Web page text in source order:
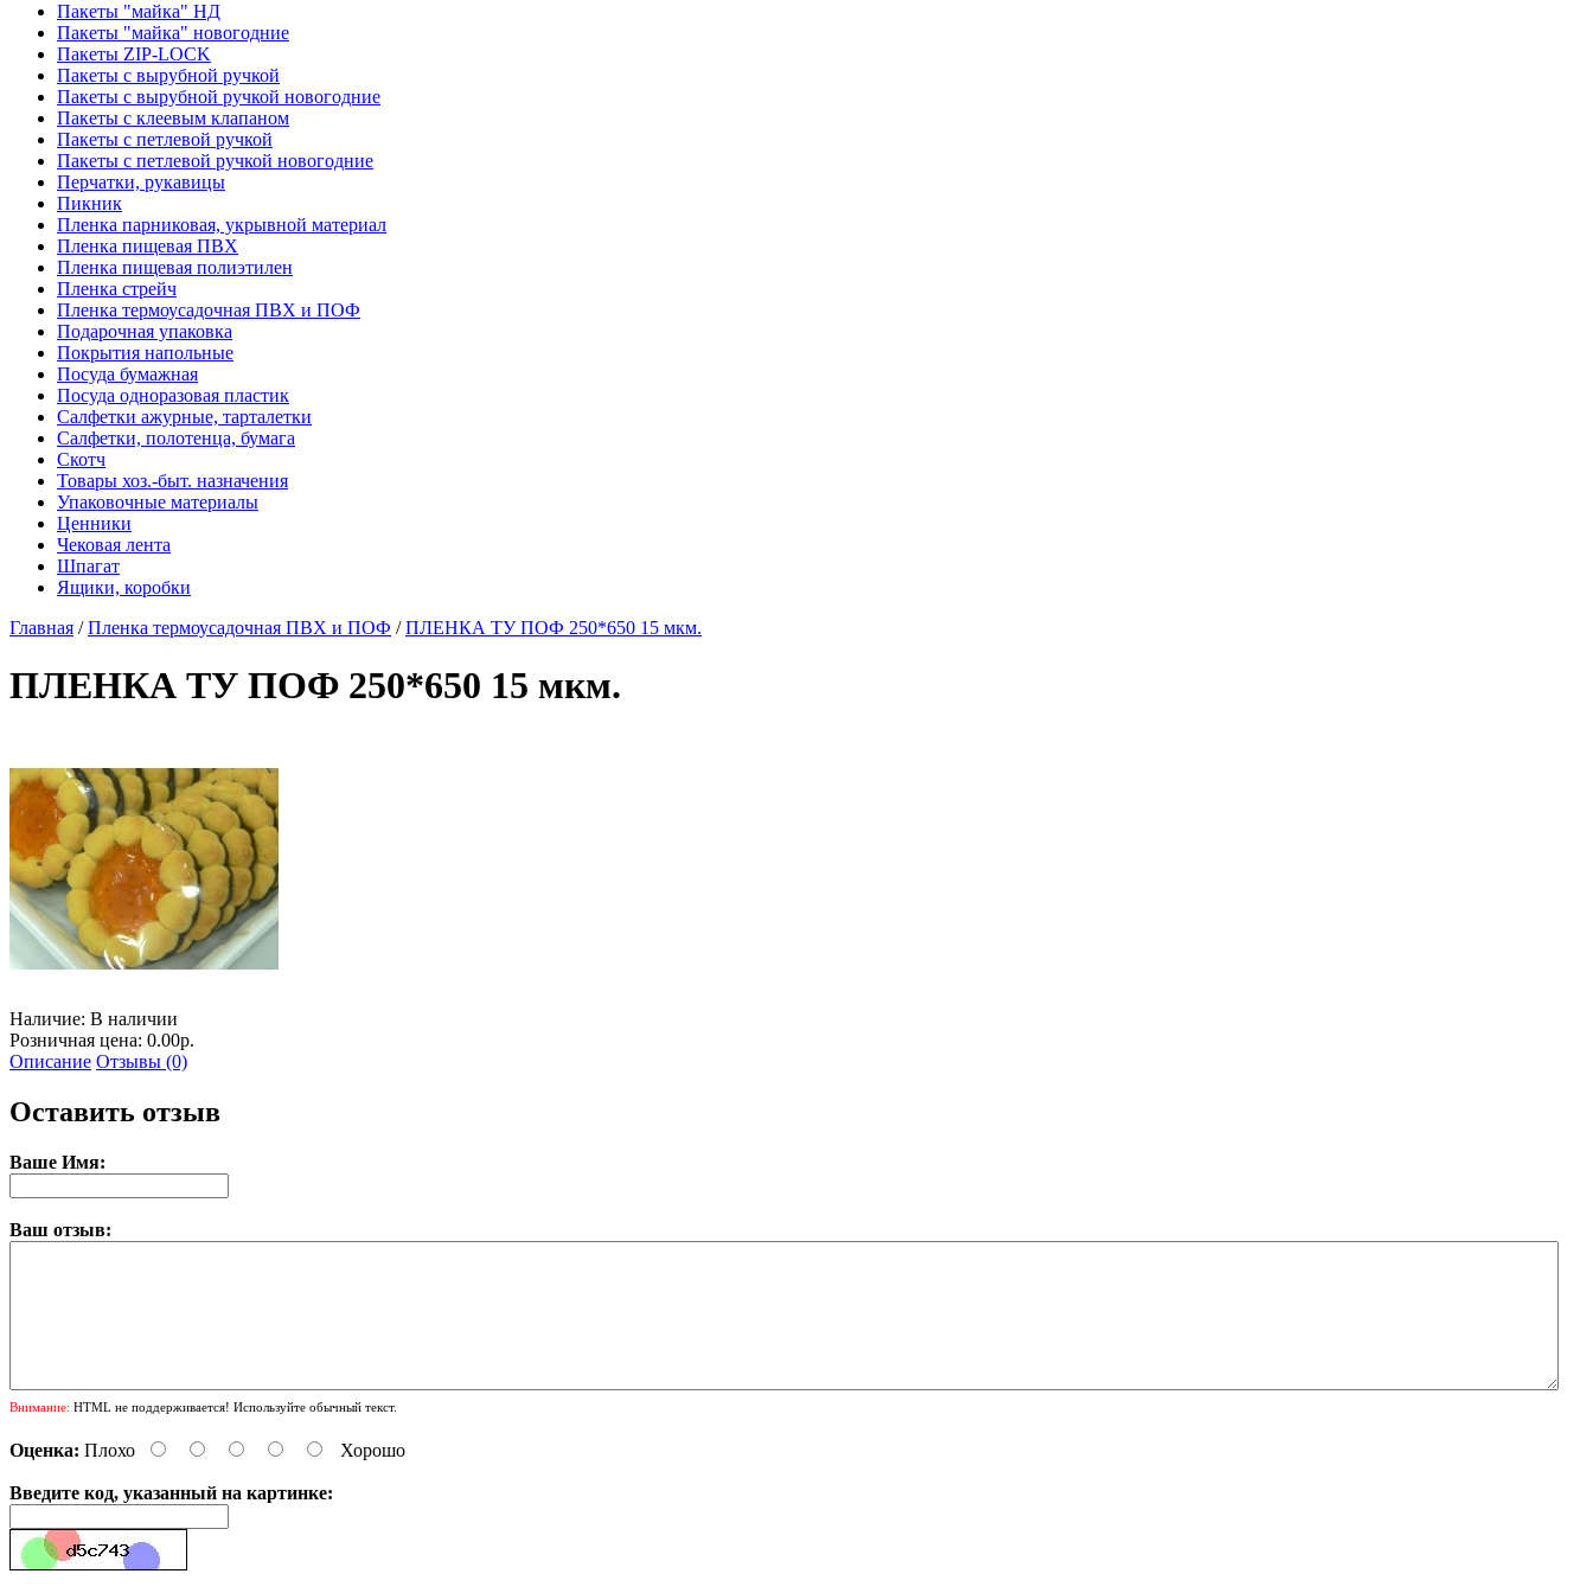
Пакеты "майка" НД
Пакеты "майка" новогодние
Пакеты ZIP-LOCK
Пакеты с вырубной ручкой
Пакеты с вырубной ручкой новогодние
Пакеты с клеевым клапаном
Пакеты с петлевой ручкой
Пакеты с петлевой ручкой новогодние
Перчатки, рукавицы
Пикник
Пленка парниковая, укрывной материал
Пленка пищевая ПВХ
Пленка пищевая полиэтилен
Пленка стрейч
Пленка термоусадочная ПВХ и ПОФ
Подарочная упаковка
Покрытия напольные
Посуда бумажная
Посуда одноразовая пластик
Салфетки ажурные, тарталетки
Салфетки, полотенца, бумага
Скотч
Товары хоз.-быт. назначения
Упаковочные материалы
Ценники
Чековая лента
Шпагат
Ящики, коробки
Главная /Пленка термоусадочная ПВХ и ПОФ /ПЛЕНКА ТУ ПОФ 250*650 15 мкм.
ПЛЕНКА ТУ ПОФ 250*650 15 мкм.
Наличие: В наличии
Розничная цена: 0.00р.
Описание Отзывы (0)
Оставить отзыв
Ваше Имя:
Ваш отзыв:
Внимание: HTML не поддерживается! Используйте обычный текст.
Оценка: Плохо Хорошо
Введите код, указанный на картинке: